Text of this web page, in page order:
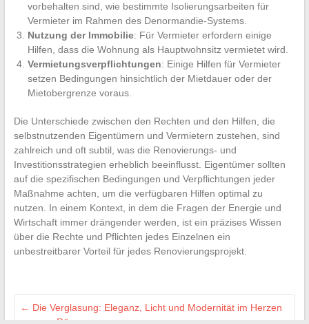
vorbehalten sind, wie bestimmte Isolierungsarbeiten für
Vermieter im Rahmen des Denormandie-Systems.
Nutzung der Immobilie: Für Vermieter erfordern einige
Hilfen, dass die Wohnung als Hauptwohnsitz vermietet wird.
Vermietungsverpflichtungen: Einige Hilfen für Vermieter
setzen Bedingungen hinsichtlich der Mietdauer oder der
Mietobergrenze voraus.
Die Unterschiede zwischen den Rechten und den Hilfen, die
selbstnutzenden Eigentümern und Vermietern zustehen, sind
zahlreich und oft subtil, was die Renovierungs- und
Investitionsstrategien erheblich beeinflusst. Eigentümer sollten
auf die spezifischen Bedingungen und Verpflichtungen jeder
Maßnahme achten, um die verfügbaren Hilfen optimal zu
nutzen. In einem Kontext, in dem die Fragen der Energie und
Wirtschaft immer drängender werden, ist ein präzises Wissen
über die Rechte und Pflichten jedes Einzelnen ein
unbestreitbarer Vorteil für jedes Renovierungsprojekt.
← Die Verglasung: Eleganz, Licht und Modernität im Herzen